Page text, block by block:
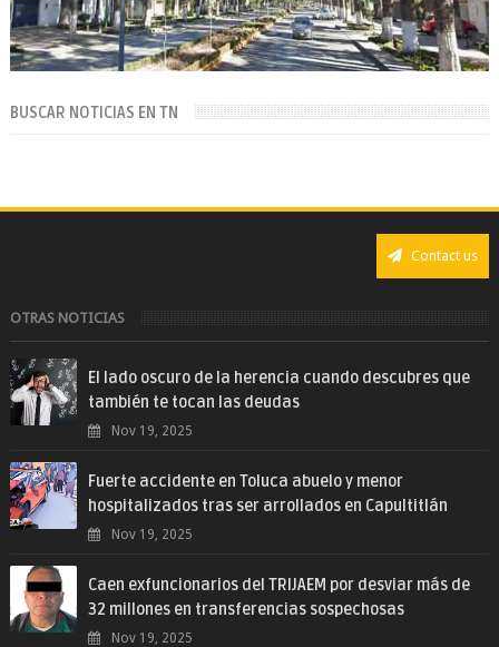
BUSCAR NOTICIAS EN TN
Contact us
OTRAS NOTICIAS
El lado oscuro de la herencia cuando descubres que
también te tocan las deudas
Nov 19, 2025
Fuerte accidente en Toluca abuelo y menor
hospitalizados tras ser arrollados en Capultitlán
Nov 19, 2025
Caen exfuncionarios del TRIJAEM por desviar más de
32 millones en transferencias sospechosas
Nov 19, 2025